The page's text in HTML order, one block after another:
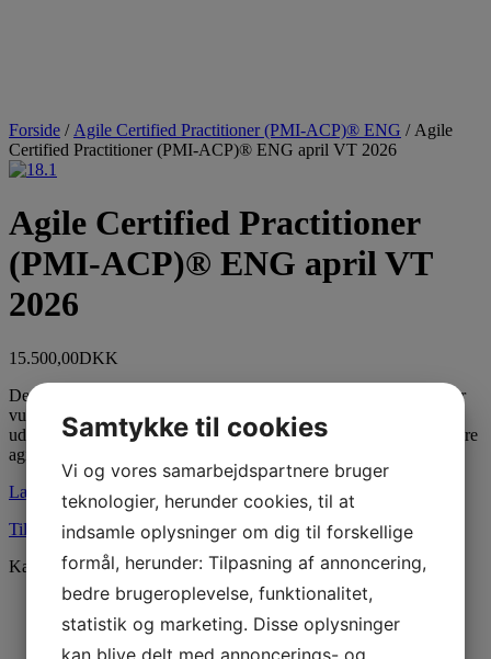
Forside / Agile Certified Practitioner (PMI-ACP)® ENG / Agile
Certified Practitioner (PMI-ACP)® ENG april VT 2026
Agile Certified Practitioner
(PMI-ACP)® ENG april VT
2026
15.500,00DKK
Den agile projektledelsestilgang er en metode, der de senere år har
vundet stort indpas inden projektledelse. Med PMI-ACP
uddannelsen får deltageren en agil værktøjskasse indeholdende flere
agile tilgange såsom fx Scrum, XP, Kanban, DSDM.
Læs mere
Tilmelde dig dette kursus
Kategori:Agile Certified Practitioner (PMI-ACP)® ENG
Beskrivelse
Yderligere Information
Samtykke til cookies
Vi og vores samarbejdspartnere bruger
teknologier, herunder cookies, til at
indsamle oplysninger om dig til forskellige
formål, herunder: Tilpasning af annoncering,
bedre brugeroplevelse, funktionalitet,
statistik og marketing. Disse oplysninger
kan blive delt med annoncerings- og